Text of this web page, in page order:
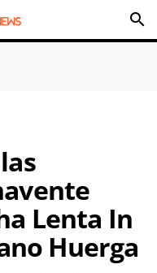
search
Lenta In
Huerga